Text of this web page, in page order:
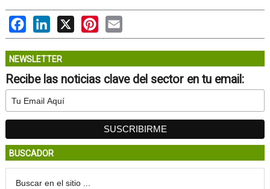
FacebookLinkedIn
X PinterestEmail
NEWSLETTER
Recibe las noticias clave del sector en tu email:
BUSCADOR